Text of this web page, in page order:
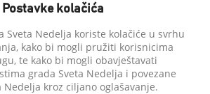
Postavke kolačića
Sveta Nedelja koriste kolačiće u svrhu
kako bi mogli pružiti korisnicima
te kako bi mogli obavještavati
grada Sveta Nedelja i povezane
Nedelja kroz ciljano oglašavanje.